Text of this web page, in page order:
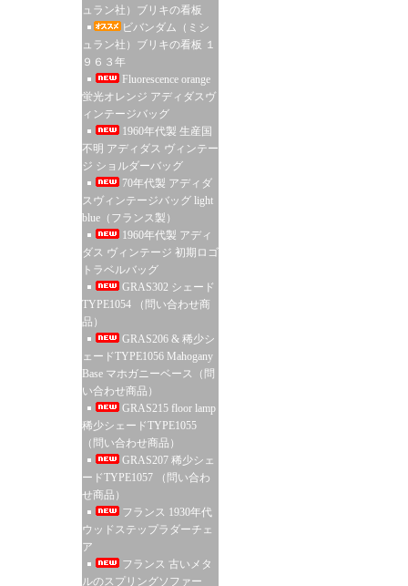
ュラン社）ブリキの看板
ビバンダム（ミシ
ュラン社）ブリキの看板 １
９６３年
Fluorescence orange
蛍光オレンジ アディダスヴ
ィンテージバッグ
1960年代製 生産国
不明 アディダス ヴィンテー
ジ ショルダーバッグ
70年代製 アディダ
スヴィンテージバッグ light
blue（フランス製）
1960年代製 アディ
ダス ヴィンテージ 初期ロゴ
トラベルバッグ
GRAS302 シェード
TYPE1054 （問い合わせ商
品）
GRAS206 & 稀少シ
ェードTYPE1056 Mahogany
Base マホガニーベース（問
い合わせ商品）
GRAS215 floor lamp
稀少シェードTYPE1055
（問い合わせ商品）
GRAS207 稀少シェ
ードTYPE1057 （問い合わ
せ商品）
フランス 1930年代
ウッドステップラダーチェ
ア
フランス 古いメタ
ルのスプリングソファー